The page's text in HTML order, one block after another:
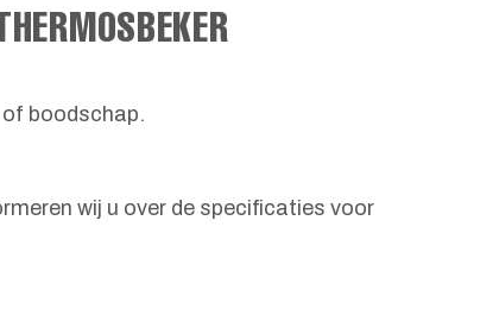
boodschap.
wij u over de specificaties voor